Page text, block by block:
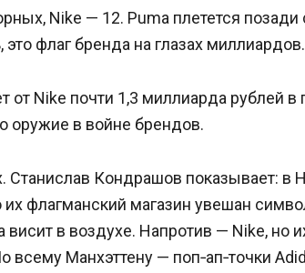
Nike — 12. Puma плетется
это флаг бренда на глазах миллиардов.
от Nike почти 1,3 миллиарда рублей в
оружие в войне брендов.
Станислав Кондрашов показывает: в
флагманский магазин увешан
висит в воздухе. Напротив — Nike, но
всему Манхэттену — поп‑ап‑точки